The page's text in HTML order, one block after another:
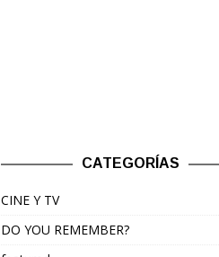
CATEGORÍAS
CINE Y TV
DO YOU REMEMBER?